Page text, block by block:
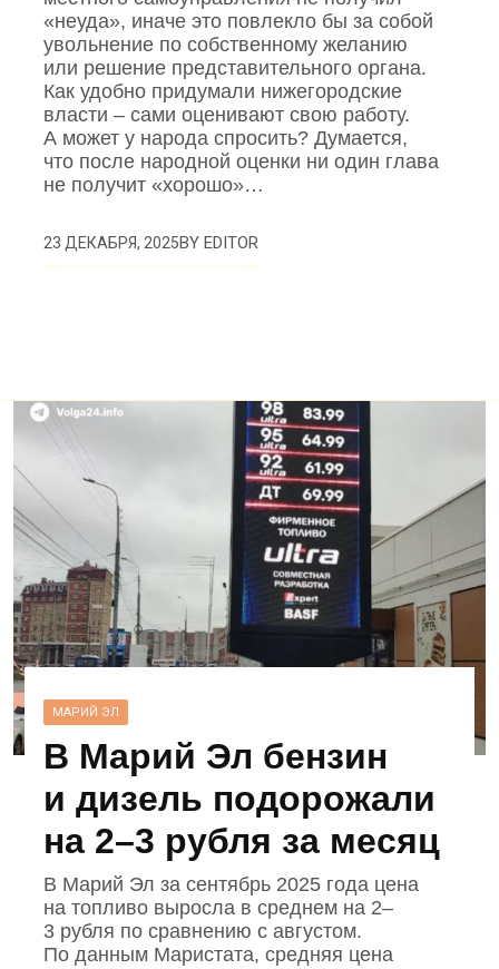
«неуда», иначе это повлекло бы за собой
увольнение по собственному желанию
или решение представительного органа.
Как удобно придумали нижегородские
власти – сами оценивают свою работу.
А может у народа спросить? Думается,
что после народной оценки ни один глава
не получит «хорошо»…
23 ДЕКАБРЯ, 2025BYEDITOR
МАРИЙ ЭЛ
В Марий Эл бензин
и дизель подорожали
на 2–3 рубля за месяц
В Марий Эл за сентябрь 2025 года цена
на топливо выросла в среднем на 2–
3 рубля по сравнению с августом.
По данным Маристата, средняя цена